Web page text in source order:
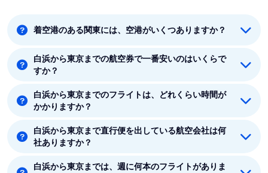
着空港のある関東には、空港がいくつありますか？
着空港のある関東には5つの空港があります。羽田、成
田、東京、八丈島、茨城です。
白浜から東京までの航空券で一番安いのはいくらで
すか？
白浜から東京までの最安値はJAL(日本航空)の10530円
です。
白浜から東京までのフライトは、どれくらい時間が
かかりますか？
白浜から東京まで平均フライト時間は約1時間5分です。
白浜から東京まで直行便を出している航空会社は何
社ありますか？
白浜から東京まで直行便を出している航空会社は1社あ
白浜から東京までは、週に何本のフライトがありま